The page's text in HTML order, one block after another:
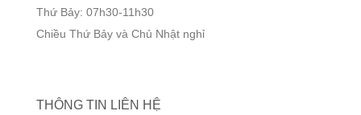
Thứ Bảy: 07h30-11h30
Chiều Thứ Bảy và Chủ Nhật nghỉ
THÔNG TIN LIÊN HỆ